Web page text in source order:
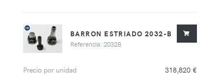
BARRON ESTRIADO 2032-B
Referencia: 2032B
Precio por unidad 318,820 €